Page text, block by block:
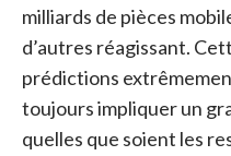
milliards de pièces
d’autres réagissant.
prédictions
toujours impliquer un
quelles que soient les